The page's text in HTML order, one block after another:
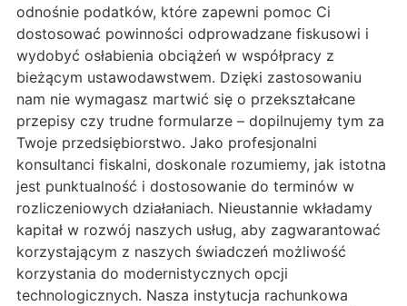
odnośnie podatków, które zapewni pomoc Ci
dostosować powinności odprowadzane fiskusowi i
wydobyć osłabienia obciążeń w współpracy z
bieżącym ustawodawstwem. Dzięki zastosowaniu
nam nie wymagasz martwić się o przekształcane
przepisy czy trudne formularze – dopilnujemy tym za
Twoje przedsiębiorstwo. Jako profesjonalni
konsultanci fiskalni, doskonale rozumiemy, jak istotna
jest punktualność i dostosowanie do terminów w
rozliczeniowych działaniach. Nieustannie wkładamy
kapitał w rozwój naszych usług, aby zagwarantować
korzystającym z naszych świadczeń możliwość
korzystania do modernistycznych opcji
technologicznych. Nasza instytucja rachunkowa